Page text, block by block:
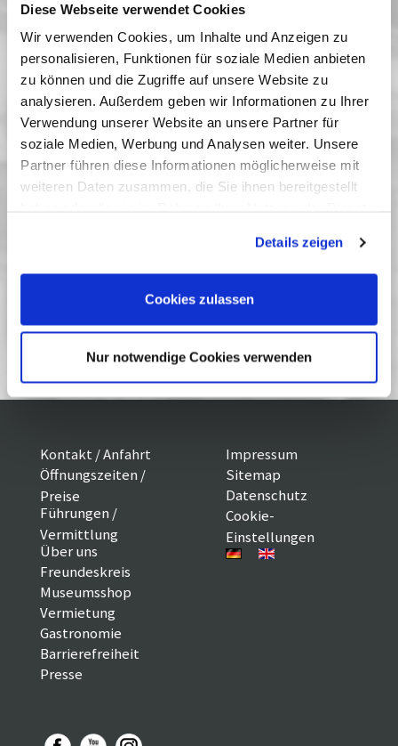
Diese Webseite verwendet Cookies
Wir verwenden Cookies, um Inhalte und Anzeigen zu
personalisieren, Funktionen für soziale Medien anbieten
zu können und die Zugriffe auf unsere Website zu
analysieren. Außerdem geben wir Informationen zu Ihrer
Verwendung unserer Website an unsere Partner für
soziale Medien, Werbung und Analysen weiter. Unsere
Partner führen diese Informationen möglicherweise mit
weiteren Daten zusammen, die Sie ihnen bereitgestellt
Cookies, wenn Sie unsere Webseite weiterhin nutzen.
Details zeigen
Cookies zulassen
Nur notwendige Cookies verwenden
Zerbrechlichkeit des Stars angetan. Der berührende
Film basiert auf Clarks autobiografischen
Aufzeichnungen.
Diesen Film präsentieren wir sowohl in
Originalsprache mit Untertiteln (OmU) als auch in
deutscher Fassung.
Vergangene Vorstellungen
12 September 2012
| 20:00
19 September 2012| 18:00
Rückschau 9/12
Kontakt / Anfahrt
Öffnungszeiten /
Preise
Führungen /
Vermittlung
Über uns
Freundeskreis
Museumsshop
Vermietung
Gastronomie
Barrierefreiheit
Presse
Impressum
Sitemap
Datenschutz
Cookie-
Einstellungen